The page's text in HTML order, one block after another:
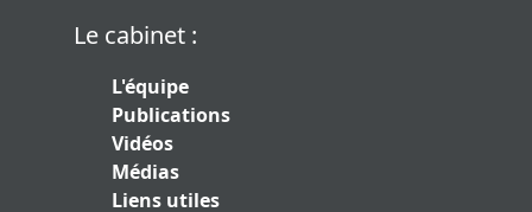
Le cabinet :
L'équipe
Publications
Vidéos
Médias
Liens utiles